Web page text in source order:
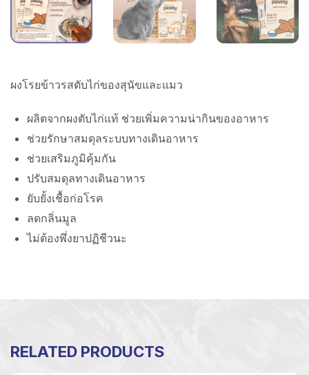
ผงโรยข้าวรสตับไก่ของสุนัขและแมว
ผลิตจากผงตับไก่แท้ ช่วยเพิ่มความน่ากินของอาหาร
ช่วยรักษาสมดุลระบบทางเดินอาหาร
ช่วยเสริมภูมิคุ้มกัน
ปรับสมดุลทางเดินอาหาร
ยับยั้งเชื้อก่อโรค
ลดกลิ่นมูล
ไม่ต้องพึ่งยาปฏิชีวนะ
RELATED PRODUCTS